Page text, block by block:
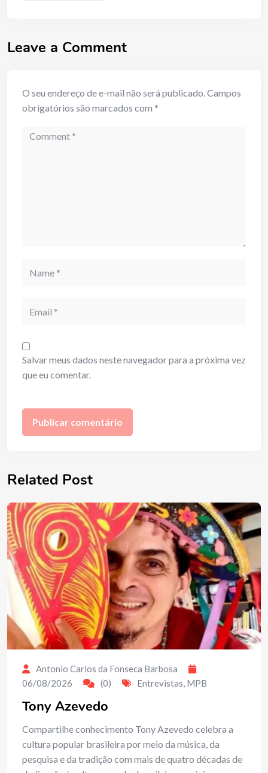
Leave a Comment
O seu endereço de e-mail não será publicado.Campos
obrigatórios são marcados com *
Comment
Salvar meus dados neste navegador para a próxima vez
que eu comentar.
Related Post
Antonio Carlos da Fonseca Barbosa
06/08/2026
(0) Entrevistas, MPB
Tony Azevedo
Compartilhe conhecimento Tony Azevedo celebra a
cultura popular brasileira por meio da música, da
pesquisa e da tradição com mais de quatro décadas de